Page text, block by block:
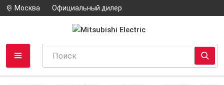
Москва Официальный дилер